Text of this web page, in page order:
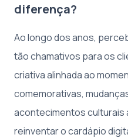
diferença?
Ao longo dos anos,
tão chamativos para os
criativa alinhada ao
comemorativas,
acontecimentos culturais
reinventar o cardápio